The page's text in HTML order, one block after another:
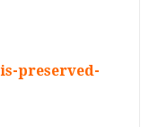
preserved-